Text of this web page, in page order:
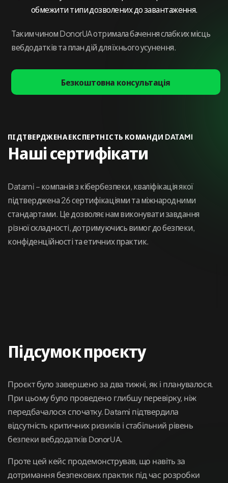
обмежити типи дозволених до завантаження.
Таким чином DonorUA отримала бачення слабких місць
вебдодатків та план дій для їхнього усунення.
Безкоштовна консультація
ПІДТВЕРДЖЕНА ЕКСПЕРТНІСТЬ КОМАНДИ DATAMI
Наші сертифікати
Datami – компанія з кібербезпеки, кваліфікація якої
підтверджена 26 сертифікаціями та міжнародними
стандартами. Це дозволяє нам виконувати завдання
різної складності, дотримуючись вимог до безпеки,
конфіденційності та етичних практик.
Підсумок проєкту
Проєкт було завершено за два тижні, як і планувалося.
При цьому було проведено глибшу перевірку, ніж
передбачалося спочатку. Datami підтвердила
відсутність критичних ризиків і стабільний рівень
безпеки вебдодатків DonorUA.
Проте цей кейс продемонстрував, що навіть за
дотримання безпекових практик під час розробки